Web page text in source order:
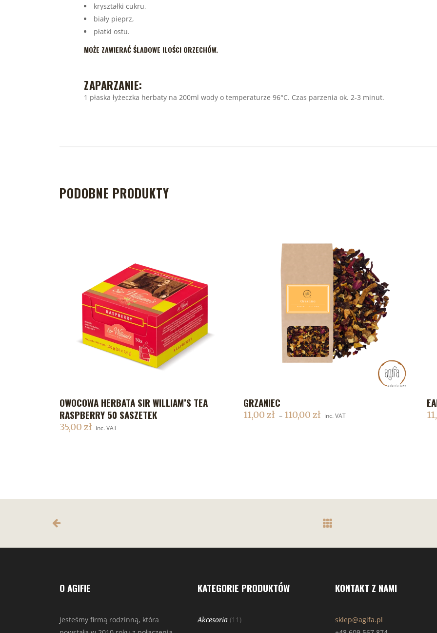
kryształki cukru,
biały pieprz,
płatki ostu.
MOŻE ZAWIERAĆ ŚLADOWE ILOŚCI ORZECHÓW.
ZAPARZANIE:
1 płaska łyżeczka herbaty na 200ml wody o temperaturze 96°C. Czas parzenia ok. 2-3 minut.
PODOBNE PRODUKTY
DODAJ DO KOSZYKA
OWOCOWA HERBATA SIR WILLIAM’S TEA
RASPBERRY 50 SASZETEK
35,00 zł inc. VAT
GRZANIEC
11,00 zł – 110,00 zł inc. VAT
O AGIFIE
Jesteśmy firmą rodzinną, która
KATEGORIE PRODUKTÓW
Akcesoria (11)
KONTAKT Z NAMI
sklep@agifa.pl